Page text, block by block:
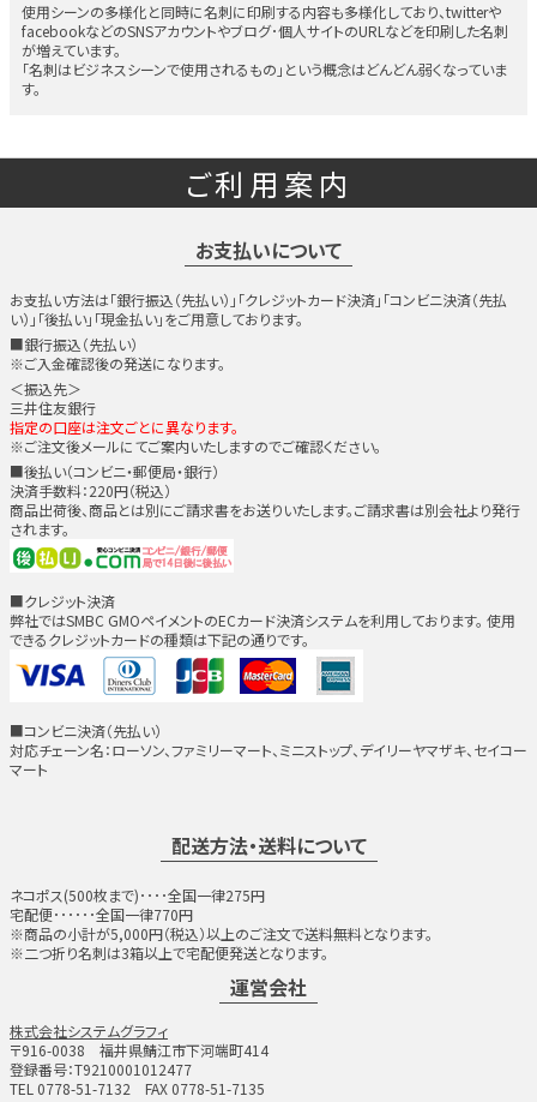
使用シーンの多様化と同時に名刺に印刷する内容も多様化しており、twitterや
facebookなどのSNSアカウントやブログ･個人サイトのURLなどを印刷した名刺
が増えています。
「名刺はビジネスシーンで使用されるもの」という概念はどんどん弱くなっていま
す。
ご利用案内
お支払いについて
お支払い方法は「銀行振込（先払い）」「クレジットカード決済」「コンビニ決済（先払
い）」「後払い」「現金払い」をご用意しております。
■銀行振込（先払い）
※ご入金確認後の発送になります。
＜振込先＞
三井住友銀行
指定の口座は注文ごとに異なります。
※ご注文後メールにてご案内いたしますのでご確認ください。
■後払い（コンビニ・郵便局・銀行）
決済手数料：220円（税込）
商品出荷後、商品とは別にご請求書をお送りいたします。ご請求書は別会社より発行
されます。
■クレジット決済
弊社ではSMBC GMOペイメントのECカード決済システムを利用しております。 使用
できるクレジットカードの種類は下記の通りです。
■コンビニ決済（先払い）
対応チェーン名：ローソン、ファミリーマート、ミニストップ、デイリーヤマザキ、セイコー
マート
配送方法・送料について
ネコポス(500枚まで)････全国一律275円
宅配便･･････全国一律770円
※商品の小計が5,000円（税込）以上のご注文で送料無料となります。
※二つ折り名刺は3箱以上で宅配便発送となります。
運営会社
株式会社システムグラフィ
〒916-0038 福井県鯖江市下河端町414
登録番号：T9210001012477
TEL 0778-51-7132 FAX 0778-51-7135